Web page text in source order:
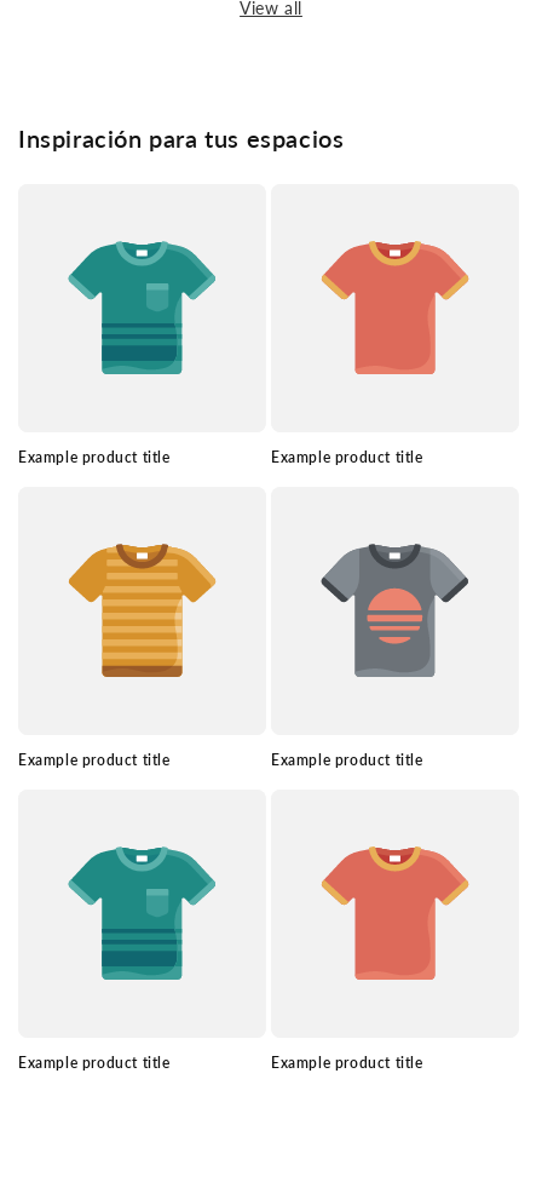
View all
Inspiración para tus espacios
Example product title Example product title
Example product title Example product title
Example product title Example product title